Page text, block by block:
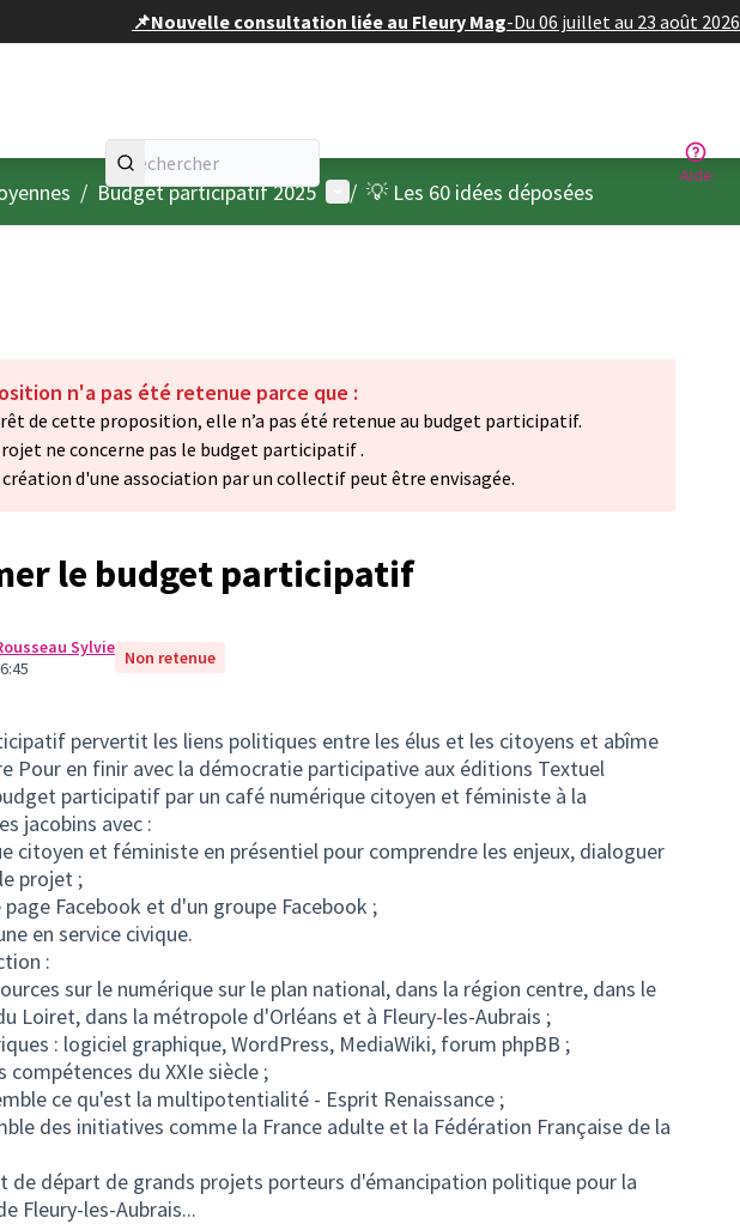
📌Nouvelle consultation liée au Fleury Mag-Du 06 juillet au 23 août 2026
Aide
/ Budget participatif 2025 Menu utilisateur
/ 💡 Les 60 idées déposées
n'a pas été retenue parce que :
de cette proposition, elle n’a pas été retenue au budget participatif.
ne concerne pas le budget participatif .
d'une association par un collectif peut être envisagée.
le budget participatif
Sylvie Non retenue
pervertit les liens politiques entre les élus et les citoyens et abîme
Pour en finir avec la démocratie participative aux éditions Textuel
participatif par un café numérique citoyen et féministe à la
jacobins avec :
citoyen et féministe en présentiel pour comprendre les enjeux, dialoguer
projet ;
Facebook et d'un groupe Facebook ;
en service civique.
:
sur le numérique sur le plan national, dans la région centre, dans le
Loiret, dans la métropole d'Orléans et à Fleury-les-Aubrais ;
: logiciel graphique, WordPress, MediaWiki, forum phpBB ;
compétences du XXIe siècle ;
ce qu'est la multipotentialité - Esprit Renaissance ;
des initiatives comme la France adulte et la Fédération Française de la
de départ de grands projets porteurs d'émancipation politique pour la
Fleury-les-Aubrais...